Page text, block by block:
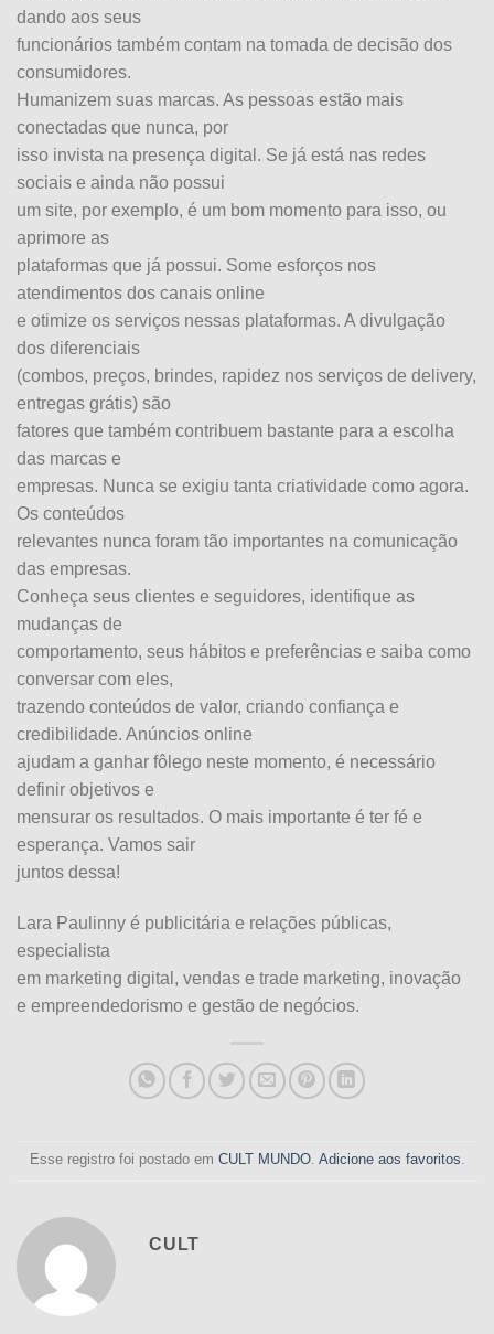
dando aos seus
funcionários também contam na tomada de decisão dos
consumidores.
Humanizem suas marcas. As pessoas estão mais
conectadas que nunca, por
isso invista na presença digital. Se já está nas redes
sociais e ainda não possui
um site, por exemplo, é um bom momento para isso, ou
aprimore as
plataformas que já possui. Some esforços nos
atendimentos dos canais online
e otimize os serviços nessas plataformas. A divulgação
dos diferenciais
(combos, preços, brindes, rapidez nos serviços de delivery,
entregas grátis) são
fatores que também contribuem bastante para a escolha
das marcas e
empresas. Nunca se exigiu tanta criatividade como agora.
Os conteúdos
relevantes nunca foram tão importantes na comunicação
das empresas.
Conheça seus clientes e seguidores, identifique as
mudanças de
comportamento, seus hábitos e preferências e saiba como
conversar com eles,
trazendo conteúdos de valor, criando confiança e
credibilidade. Anúncios online
ajudam a ganhar fôlego neste momento, é necessário
definir objetivos e
mensurar os resultados. O mais importante é ter fé e
esperança. Vamos sair
juntos dessa!
Lara Paulinny é publicitária e relações públicas,
especialista
em marketing digital, vendas e trade marketing, inovação
e empreendedorismo e gestão de negócios.
Esse registro foi postado em CULT MUNDO. Adicione aos favoritos
CULT